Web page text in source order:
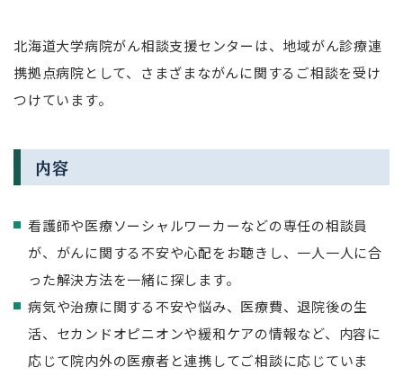
北海道大学病院がん相談支援センターは、地域がん診療連
携拠点病院として、さまざまながんに関するご相談を受け
つけています。
内容
看護師や医療ソーシャルワーカーなどの専任の相談員
が、がんに関する不安や心配をお聴きし、一人一人に合
った解決方法を一緒に探します。
病気や治療に関する不安や悩み、医療費、退院後の生
活、セカンドオピニオンや緩和ケアの情報など、内容に
応じて院内外の医療者と連携してご相談に応じていま